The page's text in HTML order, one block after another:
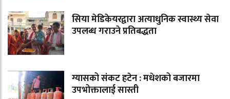
सिया मेडिकेयरद्वारा अत्याधुनिक स्वास्थ्य सेवा
उपलब्ध गराउने प्रतिबद्धता
ग्यासको संकट हटेन : मधेशको बजारमा
उपभोक्तालाई सास्ती